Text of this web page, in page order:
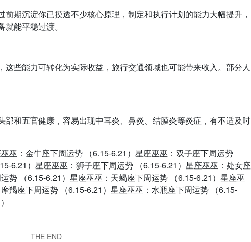
期沉淀你已摸透不少核心原理，制定和执行计划的能力大幅提升，
能平稳过渡。
些能力可转化为实际收益，旅行交通领域也可能带来收入。部分人
和五官健康，容易出现中耳炎、鼻炎、结膜炎等炎症，有不适及时
巫：金牛座下周运势 （6.15-6.21）星座巫巫：双子座下周运势
6.21）星座巫巫：狮子座下周运势 （6.15-6.21）星座巫巫：处女座
势 （6.15-6.21）星座巫巫：天蝎座下周运势 （6.15-6.21）星座巫
羯座下周运势 （6.15-6.21）星座巫巫：水瓶座下周运势 （6.15-
THE END